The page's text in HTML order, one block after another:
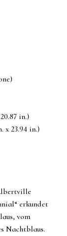
in.)
x 23.94 in.)
erkundet
vom
Nachtblaus.